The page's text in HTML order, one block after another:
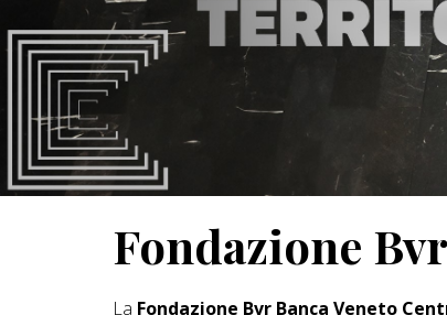
Fondazione
La Fondazione Bvr Banca Veneto